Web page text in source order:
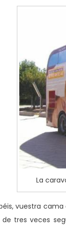
La
vuestra
tres veces